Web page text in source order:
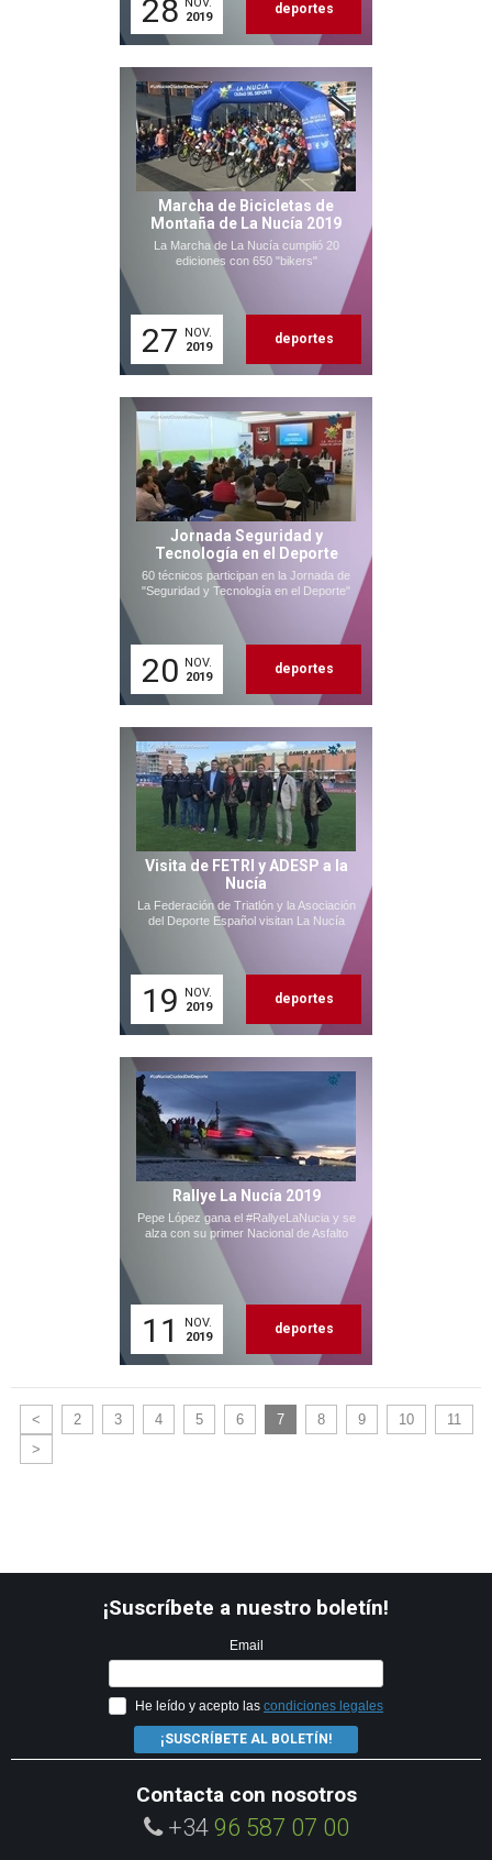
28
2019
deportes
Marcha de Bicicletas de
Montaña de La Nucía 2019
La Marcha de La Nucía cumplió 20
ediciones con 650 "bikers"
27
NOV.
2019
deportes
Jornada Seguridad y
Tecnología en el Deporte
60 técnicos participan en la Jornada de
"Seguridad y Tecnología en el Deporte"
20 NOV.
2019
deportes
Visita de FETRI y ADESP a la
Nucía
La Federación de Triatlón y la Asociación
del Deporte Español visitan La Nucía
19
NOV.
2019
deportes
Rallye La Nucía 2019
Pepe López gana el #RallyeLaNucia y se
alza con su primer Nacional de Asfalto
11
NOV.
2019
deportes
< 2 3 4 5 6 7 8 9 10
11
>
¡Suscríbete a nuestro boletín!
Email
He leído y acepto las condiciones legales
¡SUSCRÍBETE AL BOLETÍN!
Contacta con nosotros
+34 96 587 07 00